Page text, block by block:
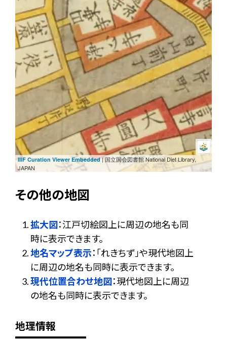
IIIF Curation Viewer Embedded| 国立国会図書館 National Diet Library,
JAPAN
その他の地図
拡大図：江戸切絵図上に周辺の地名も同
時に表示できます。
地名マップ表示：「れきちず」や現代地図上
に周辺の地名も同時に表示できます。
現代位置合わせ地図：現代地図上に周辺
の地名も同時に表示できます。
地理情報